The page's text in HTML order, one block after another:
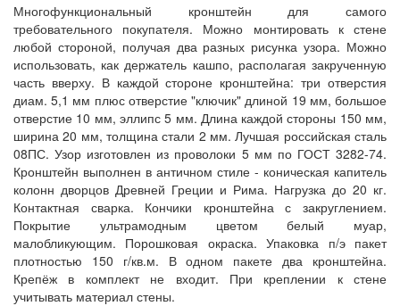
Многофункциональный кронштейн для самого
требовательного покупателя. Можно монтировать к стене
любой стороной, получая два разных рисунка узора. Можно
использовать, как держатель кашпо, располагая закрученную
часть вверху. В каждой стороне кронштейна: три отверстия
диам. 5,1 мм плюс отверстие "ключик" длиной 19 мм, большое
отверстие 10 мм, эллипс 5 мм. Длина каждой стороны 150 мм,
ширина 20 мм, толщина стали 2 мм. Лучшая российская сталь
08ПС. Узор изготовлен из проволоки 5 мм по ГОСТ 3282-74.
Кронштейн выполнен в античном стиле - коническая капитель
колонн дворцов Древней Греции и Рима. Нагрузка до 20 кг.
Контактная сварка. Кончики кронштейна с закруглением.
Покрытие ультрамодным цветом белый муар,
малобликующим. Порошковая окраска. Упаковка п/э пакет
плотностью 150 г/кв.м. В одном пакете два кронштейна.
Крепёж в комплект не входит. При креплении к стене
учитывать материал стены.